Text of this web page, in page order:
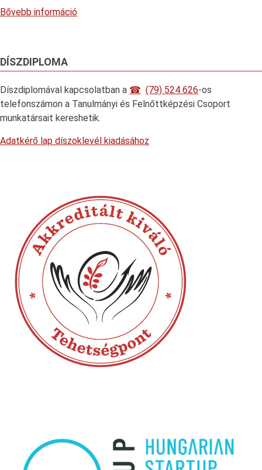
Bővebb információ
DÍSZDIPLOMA
Díszdiplomával kapcsolatban a (79) 524 626-os
telefonszámon a Tanulmányi és Felnőttképzési Csoport
munkatársait kereshetik.
Adatkérő lap díszoklevél kiadásához